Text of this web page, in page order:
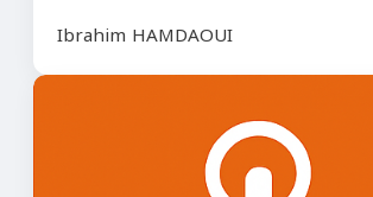
Ibrahim HAMDAOUI